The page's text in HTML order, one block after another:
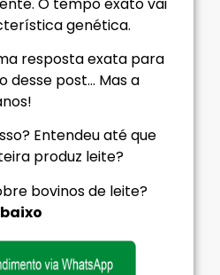
genética.
resposta exata para
desse post… Mas a
Entendeu até que
produz leite?
bovinos de leite?